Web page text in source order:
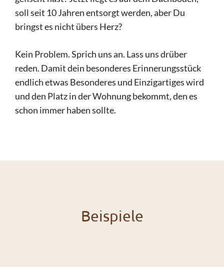
soll seit 10 Jahren entsorgt werden, aber Du
bringst es nicht übers Herz?
Kein Problem. Sprich uns an. Lass uns drüber
reden. Damit dein besonderes Erinnerungsstück
endlich etwas Besonderes und Einzigartiges wird
und den Platz in der Wohnung bekommt, den es
schon immer haben sollte.
Beispiele